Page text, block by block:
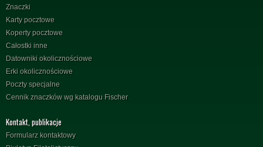
Znaczki
Karty pocztowe
Koperty pocztowe
Całostki inne
Datowniki okolicznościowe
Erki okolicznościowe
Poczty specjalne
Cennik znaczków wg katalogu Fischer
Kontakt, publikacje
Formularz kontaktowy